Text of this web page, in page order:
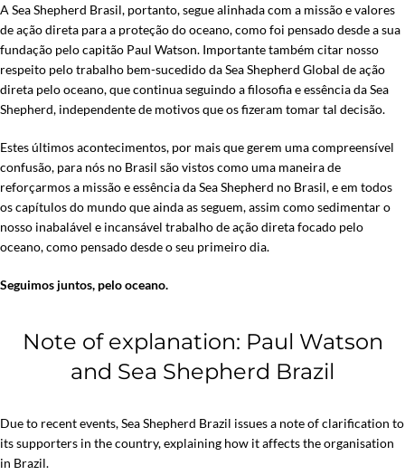
A Sea Shepherd Brasil, portanto, segue alinhada com a missão e valores
de ação direta para a proteção do oceano, como foi pensado desde a sua
fundação pelo capitão Paul Watson. Importante também citar nosso
respeito pelo trabalho bem-sucedido da Sea Shepherd Global de ação
direta pelo oceano, que continua seguindo a filosofia e essência da Sea
Shepherd, independente de motivos que os fizeram tomar tal decisão.
Estes últimos acontecimentos, por mais que gerem uma compreensível
confusão, para nós no Brasil são vistos como uma maneira de
reforçarmos a missão e essência da Sea Shepherd no Brasil, e em todos
os capítulos do mundo que ainda as seguem, assim como sedimentar o
nosso inabalável e incansável trabalho de ação direta focado pelo
oceano, como pensado desde o seu primeiro dia.
Seguimos juntos, pelo oceano.
Note of explanation: Paul Watson
and Sea Shepherd Brazil
Due to recent events, Sea Shepherd Brazil issues a note of clarification to
its supporters in the country, explaining how it affects the organisation
in Brazil.